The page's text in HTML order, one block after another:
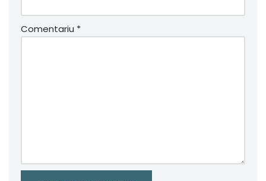
Comentariu *